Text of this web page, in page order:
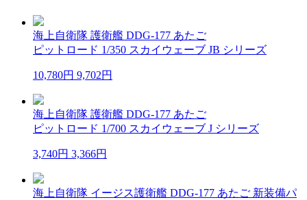
海上自衛隊 護衛艦 DDG-177 あたご
ピットロード 1/350 スカイウェーブ JB シリーズ
10,780円 9,702円
海上自衛隊 護衛艦 DDG-177 あたご
ピットロード 1/700 スカイウェーブ J シリーズ
3,740円 3,366円
海上自衛隊 イージス護衛艦 DDG-177 あたご 新装備パ